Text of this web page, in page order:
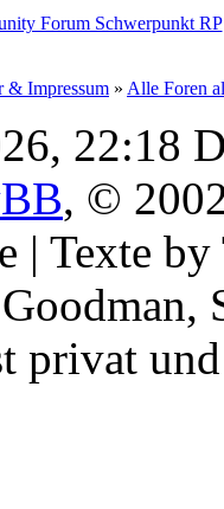
& Impressum » Alle Foren
22:18
, ©
| Texte
privat